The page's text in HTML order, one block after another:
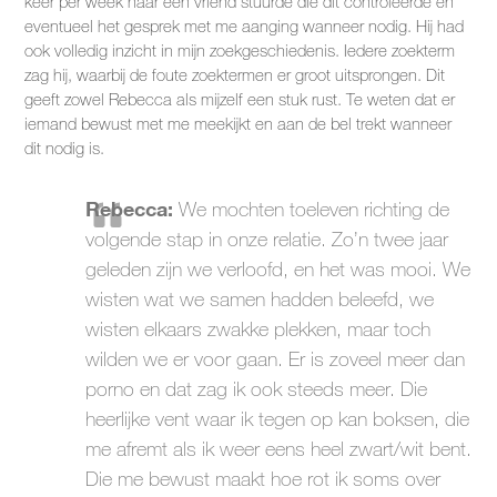
eventueel het gesprek met me aanging wanneer nodig. Hij had
ook volledig inzicht in mijn zoekgeschiedenis. Iedere zoekterm
zag hij, waarbij de foute zoektermen er groot uitsprongen. Dit
geeft zowel Rebecca als mijzelf een stuk rust. Te weten dat er
iemand bewust met me meekijkt en aan de bel trekt wanneer
dit nodig is.
Rebecca: We mochten toeleven richting de
volgende stap in onze relatie. Zo’n twee jaar
geleden zijn we verloofd, en het was mooi. We
wisten wat we samen hadden beleefd, we
wisten elkaars zwakke plekken, maar toch
wilden we er voor gaan. Er is zoveel meer dan
porno en dat zag ik ook steeds meer. Die
heerlijke vent waar ik tegen op kan boksen, die
me afremt als ik weer eens heel zwart/wit bent.
Die me bewust maakt hoe rot ik soms over